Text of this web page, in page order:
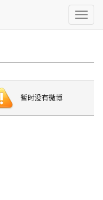
Toggle
暂时没有微博